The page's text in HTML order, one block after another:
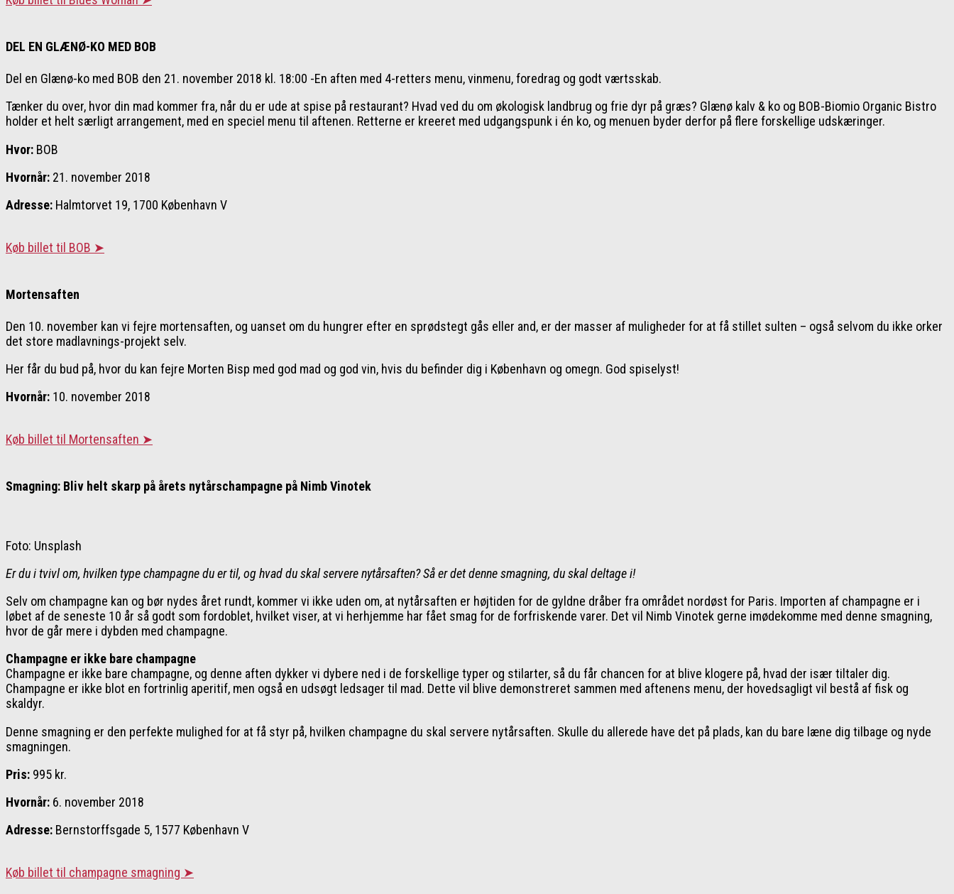
DEL EN GLÆNØ-KO MED BOB
Del en Glænø-ko med BOB den 21. november 2018 kl. 18:00 -En aften med 4-retters menu, vinmenu, foredrag og godt værtsskab.
Tænker du over, hvor din mad kommer fra, når du er ude at spise på restaurant? Hvad ved du om økologisk landbrug og frie dyr på græs? Glænø kalv & ko og BOB-Biomio Organic Bistro
holder et helt særligt arrangement, med en speciel menu til aftenen. Retterne er kreeret med udgangspunk i én ko, og menuen byder derfor på flere forskellige udskæringer.
Hvor: BOB
Hvornår: 21. november 2018
Adresse: Halmtorvet 19, 1700 København V
Køb billet til BOB ➤
Mortensaften
Den 10. november kan vi fejre mortensaften, og uanset om du hungrer efter en sprødstegt gås eller and, er der masser af muligheder for at få stillet sulten – også selvom du ikke orker
det store madlavnings-projekt selv.
Her får du bud på, hvor du kan fejre Morten Bisp med god mad og god vin, hvis du befinder dig i København og omegn. God spiselyst!
Hvornår: 10. november 2018
Køb billet til Mortensaften ➤
Smagning: Bliv helt skarp på årets nytårschampagne på Nimb Vinotek
Foto: Unsplash
Er du i tvivl om, hvilken type champagne du er til, og hvad du skal servere nytårsaften? Så er det denne smagning, du skal deltage i!
Selv om champagne kan og bør nydes året rundt, kommer vi ikke uden om, at nytårsaften er højtiden for de gyldne dråber fra området nordøst for Paris. Importen af champagne er i
løbet af de seneste 10 år så godt som fordoblet, hvilket viser, at vi herhjemme har fået smag for de forfriskende varer. Det vil Nimb Vinotek gerne imødekomme med denne smagning,
hvor de går mere i dybden med champagne.
Champagne er ikke bare champagne
Champagne er ikke bare champagne, og denne aften dykker vi dybere ned i de forskellige typer og stilarter, så du får chancen for at blive klogere på, hvad der især tiltaler dig.
Champagne er ikke blot en fortrinlig aperitif, men også en udsøgt ledsager til mad. Dette vil blive demonstreret sammen med aftenens menu, der hovedsagligt vil bestå af fisk og
skaldyr.
Denne smagning er den perfekte mulighed for at få styr på, hvilken champagne du skal servere nytårsaften. Skulle du allerede have det på plads, kan du bare læne dig tilbage og nyde
smagningen.
Pris: 995 kr.
Hvornår: 6. november 2018
Adresse: Bernstorffsgade 5, 1577 København V
Køb billet til champagne smagning ➤